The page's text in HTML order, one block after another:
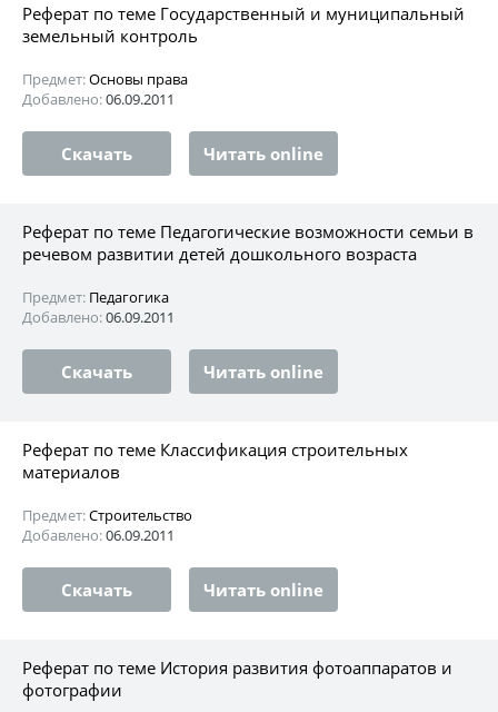
Реферат по теме Государственный и муниципальный
земельный контроль
Предмет:Основы права
Добавлено:06.09.2011
Скачать Читать online
Реферат по теме Педагогические возможности семьи в
речевом развитии детей дошкольного возраста
Предмет: Педагогика
Добавлено:06.09.2011
Скачать Читать online
Реферат по теме Классификация строительных
материалов
Предмет:Строительство
Добавлено:06.09.2011
Скачать Читать online
Реферат по теме История развития фотоаппаратов и
фотографии